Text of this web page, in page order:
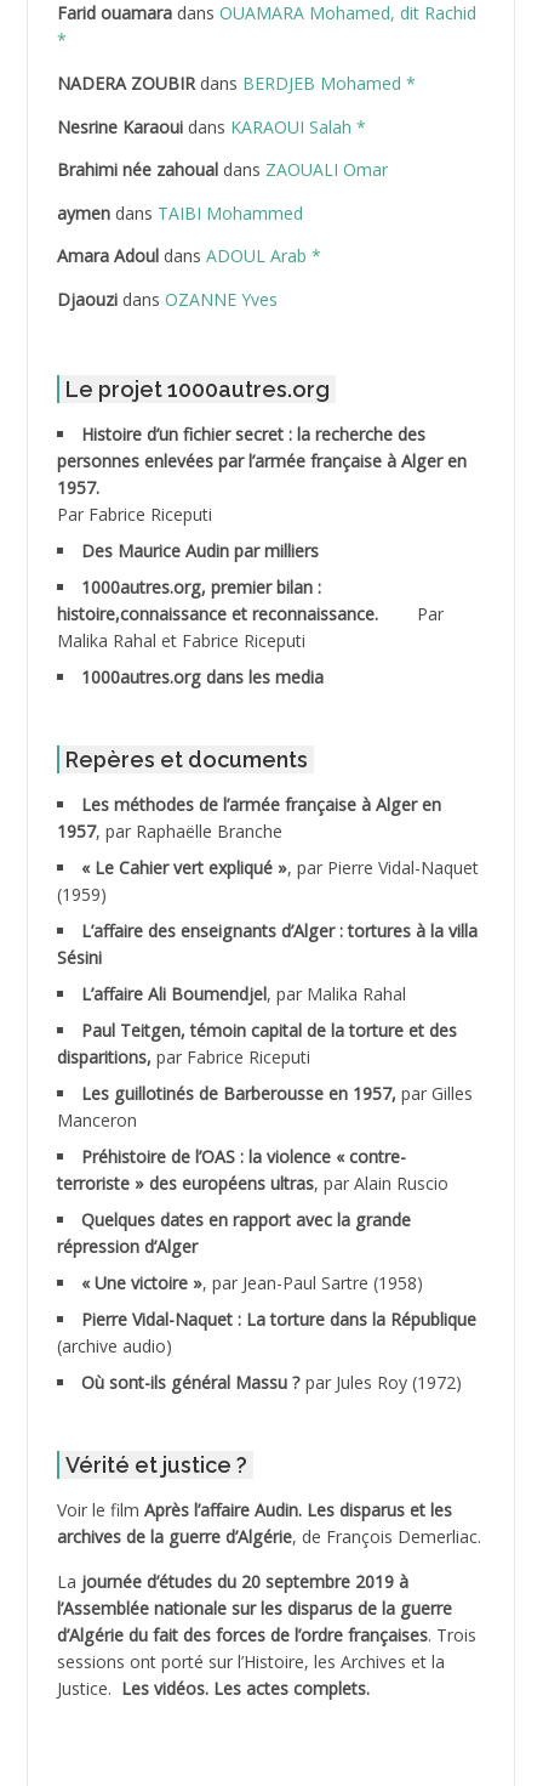
ABDELAZIZ Mohamed
ABDELHAFID Lakhdar
ABDELLI Mohamed
ABDELLI Mohamed *
ABDELMOUMENE Ahmed
ABDESMED Mohamed ben Kaddour
ABDESSELAMI Kouider
ABDESSLEM Ahmed dit le Coiffeur
ABDOUDOU
ABID Mohamed
ABNOUN Salah
ACHACHE M.*
ACHLAF Ali
ADALMI
ADANE Ramdane *
ADDAD
ADDALA Boualem*
ADDANE
ADDECHE Rachid
ADELIOUAT Vve AIT SAADA
ADJANI Khaled
ADJAOUT
ADNI Mohamed Akli
ADOUL Arab *
Farid ouamaradans OUAMARA Mohamed, dit Rachid
*
NADERA ZOUBIRdans BERDJEB Mohamed *
Nesrine Karaouidans KARAOUI Salah *
Brahimi née zahoualdans ZAOUALI Omar
aymendans TAIBI Mohammed
Amara Adouldans ADOUL Arab *
Djaouzidans OZANNE Yves
Le projet 1000autres.org
Histoire d’un fichier secret : la recherche des
personnes enlevées par l’armée française à Alger en
1957.
Par Fabrice Riceputi
Des Maurice Audin par milliers
1000autres.org, premier bilan :
histoire,connaissance et reconnaissance.
Par
Malika Rahal et Fabrice Riceputi
1000autres.org dans les media
Repères et documents
Les méthodes de l’armée française à Alger en
1957, par Raphaëlle Branche
« Le Cahier vert expliqué », par Pierre Vidal-Naquet
(1959)
L’affaire des enseignants d’Alger : tortures à la villa
Sésini
L’affaire Ali Boumendjel, par Malika Rahal
Paul Teitgen, témoin capital de la torture et des
disparitions, par Fabrice Riceputi
Les guillotinés de Barberousse en 1957, par Gilles
Manceron
Préhistoire de l’OAS : la violence « contre-
terroriste » des européens ultras, par Alain Ruscio
Quelques dates en rapport avec la grande
répression d’Alger
« Une victoire », par Jean-Paul Sartre (1958)
Pierre Vidal-Naquet : La torture dans la République
(archive audio)
Où sont-ils général Massu ? par Jules Roy (1972)
Vérité et justice ?
Voir le film Après l’affaire Audin. Les disparus et les
archives de la guerre d’Algérie, de François Demerliac.
La journée d’études du 20 septembre 2019 à
l’Assemblée nationale sur les disparus de la guerre
d’Algérie du fait des forces de l’ordre françaises. Trois
sessions ont porté sur l’Histoire, les Archives et la
Justice. Les vidéos. Les actes complets.